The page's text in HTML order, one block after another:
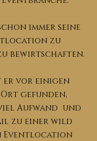
immer seine
zu
bewirtschaften.
er vor einigen
Ort gefunden,
Aufwand und
zu einer wild
Eventlocation